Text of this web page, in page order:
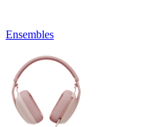
Ensembles